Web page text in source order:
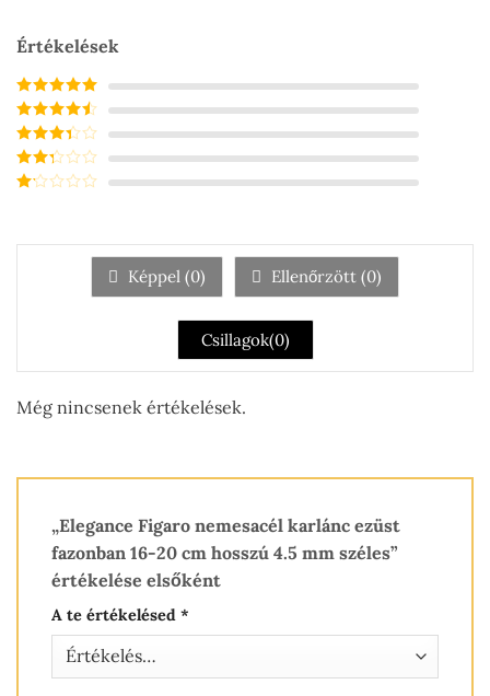
Értékelések
Értékelés:5/
5
Értékelés:
4/ 5
Értékelés:
3/ 5
Értékelés:
5
Képpel (0) Ellenőrzött (0)
Csillagok(0)
Még nincsenek értékelések.
„Elegance Figaro nemesacél karlánc ezüst
fazonban 16-20 cm hosszú 4.5 mm széles”
értékelése elsőként
A te értékelésed *